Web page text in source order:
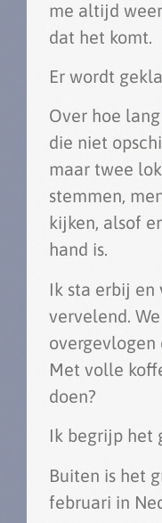
me altijd
dat het komt.
Er wordt
Over hoe
die niet
maar twee
stemmen,
kijken, alsof
hand is.
Ik sta erbij en
vervelend.
overgevlogen
Met volle
doen?
Ik begrijp het
Buiten is het
februari in